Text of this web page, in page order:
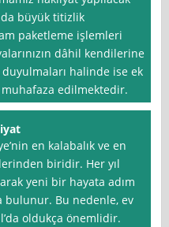
büyük titizlik
paketleme işlemleri
dâhil kendilerine
halinde ise ek
edilmektedir.
en kalabalık ve en
biridir. Her yıl
yeni bir hayata adım
bulunur. Bu nedenle, ev
oldukça önemlidir.